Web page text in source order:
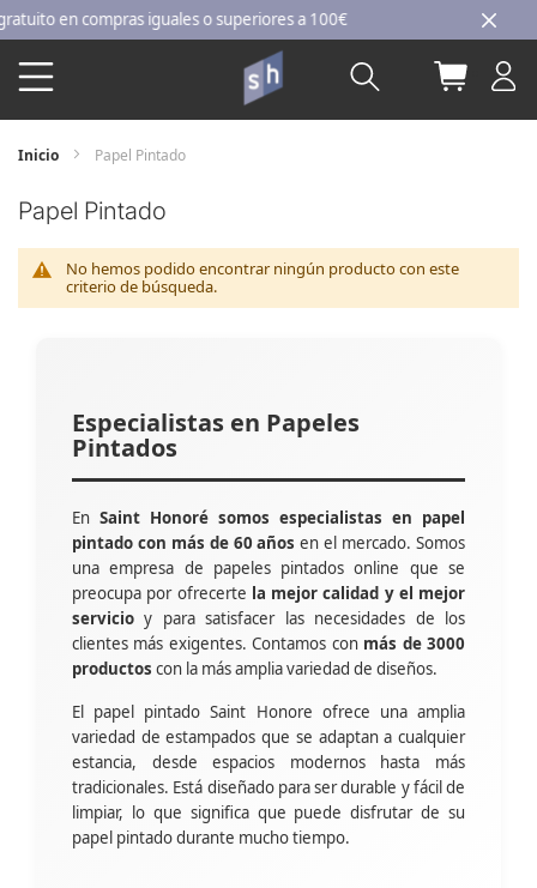
Ir
al
contenido
en compras iguales o superiores a 100€
Buscar Mi
Inicio Papel Pintado
Papel Pintado
No hemos podido encontrar ningún producto con este
criterio de búsqueda.
Especialistas en Papeles
Pintados
En Saint Honoré somos especialistas en papel
pintado con más de 60 años en el mercado. Somos
una empresa de papeles pintados online que se
preocupa por ofrecerte la mejor calidad y el mejor
servicio y para satisfacer las necesidades de los
clientes más exigentes. Contamos con más de 3000
productos con la más amplia variedad de diseños.
El papel pintado Saint Honore ofrece una amplia
variedad de estampados que se adaptan a cualquier
estancia, desde espacios modernos hasta más
tradicionales. Está diseñado para ser durable y fácil de
limpiar, lo que significa que puede disfrutar de su
papel pintado durante mucho tiempo.